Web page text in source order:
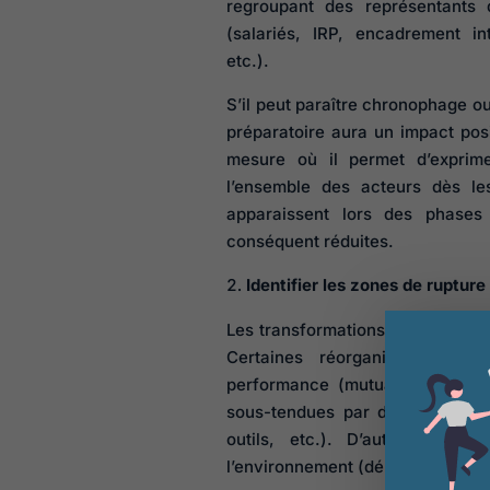
regroupant des représentants
(salariés, IRP, encadrement
etc.).
S’il peut paraître chronophage
préparatoire aura un impact
mesure où il permet
l’ensemble des acteurs dès
apparaissent lors des
conséquent réduites.
Identifier les zones de rupture
Les transformations
Certaines réorganisations
performance (mutualisations,
sous-tendues par des
outils, etc.). D’autres
l’environnement